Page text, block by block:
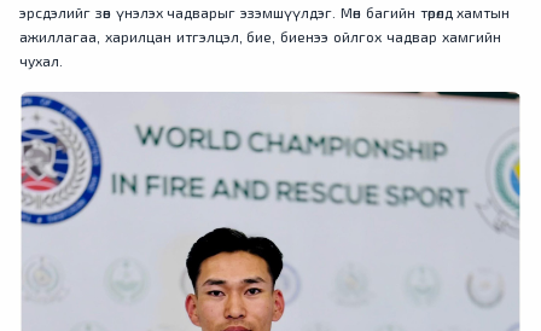
эрсдэлийг зөв үнэлэх чадварыг эзэмшүүлдэг. Мөн багийн төрөлд хамтын
ажиллагаа, харилцан итгэлцэл, бие, биенээ ойлгох чадвар хамгийн
чухал.